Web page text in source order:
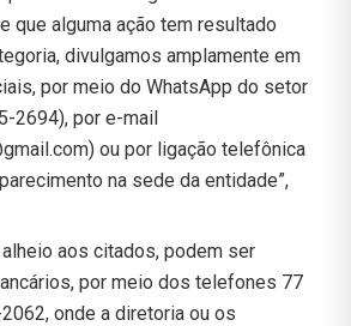
que alguma ação tem resultado
divulgamos amplamente em
por meio do WhatsApp do setor
2694), por e-mail
) ou por ligação telefônica
na sede da entidade”,
alheio aos citados, podem ser
por meio dos telefones 77
onde a diretoria ou os